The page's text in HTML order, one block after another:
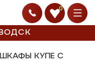
0
ШКАФЫ КУПЕ С